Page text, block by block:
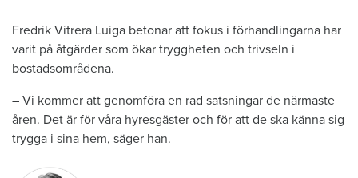
Fredrik Vitrera Luiga betonar att fokus i förhandlingarna har
varit på åtgärder som ökar tryggheten och trivseln i
bostadsområdena.
– Vi kommer att genomföra en rad satsningar de närmaste
åren. Det är för våra hyresgäster och för att de ska känna sig
trygga i sina hem, säger han.